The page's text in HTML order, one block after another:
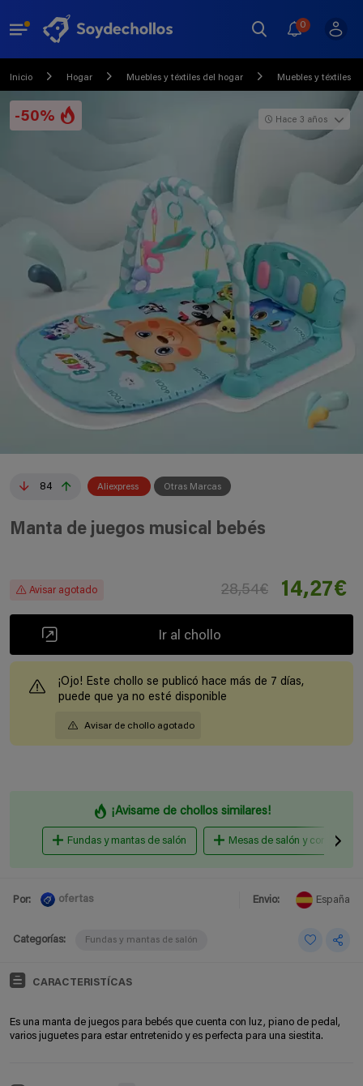
0
Inicio Hogar Muebles y téxtiles del hogar Muebles y téxtiles
-50%
84 Aliexpress Otras Marcas
Hace 3 años
Manta de juegos musical bebés
Avisar agotado 28,54€ 14,27€
Ir al chollo
¡Ojo! Este chollo se publicó hace más de 7 días,
puede que ya no esté disponible
Avisar de chollo agotado
¡Avisame de chollos similares!
Fundas y mantas de salón Mesas de salón y comedor
Por: ofertas Envio: España
Categorías: Fundas y mantas de salón
CARACTERISTÍCAS
Es una manta de juegos para bebés que cuenta con luz, piano de pedal,
varios juguetes para estar entretenido y es perfecta para una siestita.